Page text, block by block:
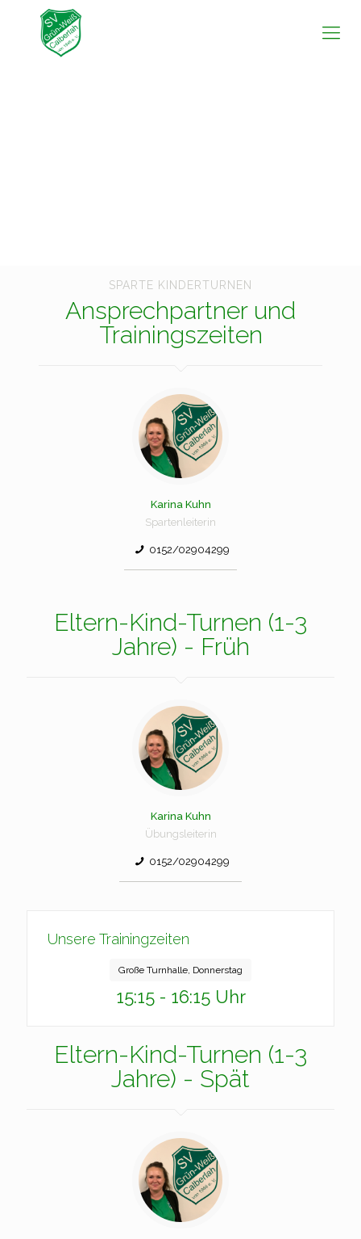
SPARTE KINDERTURNEN
Ansprechpartner und
Trainingszeiten
Karina Kuhn
Spartenleiterin
0152/02904299
Eltern-Kind-Turnen (1-3
Jahre) - Früh
Karina Kuhn
Übungsleiterin
0152/02904299
Unsere Trainingzeiten
Große Turnhalle, Donnerstag
15:15 - 16:15 Uhr
Eltern-Kind-Turnen (1-3
Jahre) - Spät